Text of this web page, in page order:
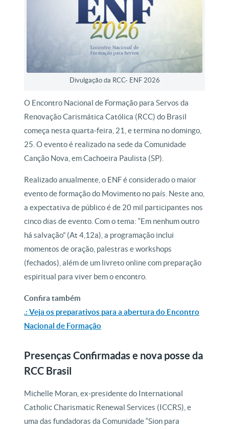
Divulgação da RCC- ENF 2026
O Encontro Nacional de Formação para Servos da
Renovação Carismática Católica (RCC) do Brasil
começa nesta quarta-feira, 21, e termina no domingo,
25. O evento é realizado na sede da Comunidade
Canção Nova, em Cachoeira Paulista (SP).
Realizado anualmente, o ENF é considerado o maior
evento de formação do Movimento no país. Neste ano,
a expectativa de público é de 20 mil participantes nos
cinco dias de evento.Com o tema: “Em nenhum outro
há salvação” (At 4,12a), a programação inclui
momentos de oração, palestras e workshops
(fechados), além de um livreto online com preparação
espiritual para viver bem o encontro.
Confira também
.: Veja os preparativos para a abertura do Encontro
Nacional de Formação
Presenças Confirmadas e nova posse da
RCC Brasil
Michelle Moran, ex-presidente do International
Catholic Charismatic Renewal Services (ICCRS), e
uma das fundadoras da Comunidade “Sion para